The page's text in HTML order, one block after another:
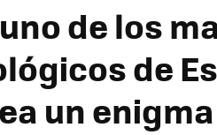
de los
de
un